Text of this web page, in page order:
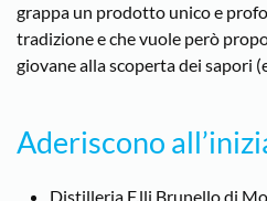
grappa un prodotto unico e
tradizione e che vuole però
giovane alla scoperta dei sapori
Aderiscono
Distilleria F.lli Brunello di